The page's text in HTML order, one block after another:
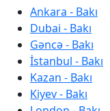
Ankara - Bakı
Dubai - Bakı
Gəncə - Bakı
İstanbul - Bakı
Kazan - Bakı
Kiyev - Bakı